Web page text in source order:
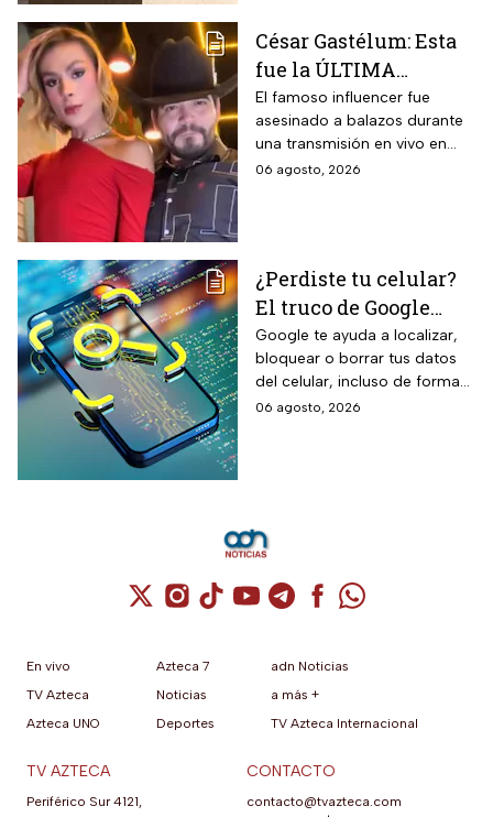
térmicas frente al frío y calor,
reducción del paso de ruidos
exteriores y aplicación directa
mediante cepillo de ixtle sin
necesidad de tela de refuerzo
adicional.
César Gastélum: Esta
fue la ÚLTIMA
publicación del
influencer en redes
sociales: “La cita
fresita” | VIDEO
El famoso influencer fue
asesinado a balazos durante
una transmisión en vivo en
calles del municipio de
06 agosto, 2026
¿Perdiste tu celular?
El truco de Google
para localizarlo y
proteger tus datos
Google te ayuda a localizar,
bloquear o borrar tus datos
del celular, incluso de forma
remota; debes tener activada
06 agosto, 2026
Cuenta de X / Twitter (se abre en una
Cuenta de Instagram (se abre en una
Cuenta de TikTok (se abre en
Cuenta de YouTube (se abre
Cuenta de Telegram (se
Cuenta de
Cuenta de
En vivo
TV Azteca
Azteca UNO
Azteca 7
Noticias
Deportes
adn Noticias
a más +
TV Azteca Internacional
TV AZTECA
Periférico Sur 4121,
CONTACTO
contacto@tvazteca.com